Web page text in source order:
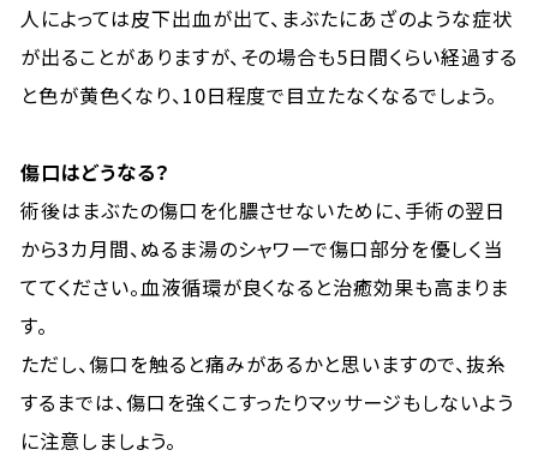
人によっては皮下出血が出て、まぶたにあざのような症状
が出ることがありますが、その場合も5日間くらい経過する
と色が黄色くなり、10日程度で目立たなくなるでしょう。
傷口はどうなる？
術後はまぶたの傷口を化膿させないために、手術の翌日
から3カ月間、ぬるま湯のシャワーで傷口部分を優しく当
ててください。血液循環が良くなると治癒効果も高まりま
す。
ただし、傷口を触ると痛みがあるかと思いますので、抜糸
するまでは、傷口を強くこすったりマッサージもしないよう
に注意しましょう。